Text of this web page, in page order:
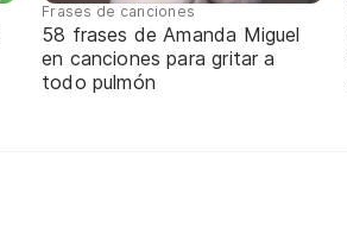
Frases de canciones
58 frases de Amanda Miguel
en canciones para gritar a
todo pulmón